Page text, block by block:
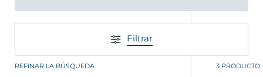
Filtrar
REFINAR LA BÚSQUEDA 3 PRODUCTO